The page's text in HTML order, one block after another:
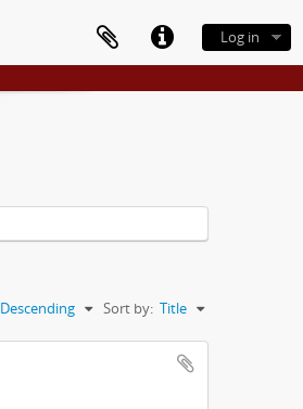
Log in
Sort by: Title
Descending